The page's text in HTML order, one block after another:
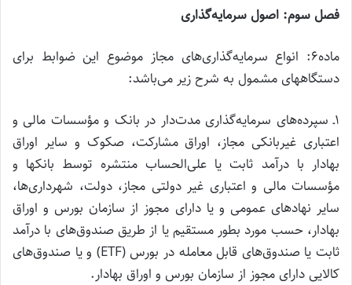
فصل سوم: اصول سرمایه‌گذاری
ماده۶: انواع سرمایه‌گذاری‌های مجاز موضوع این ضوابط برای
دستگاههای مشمول به شرح زیر می‌باشد:
۱ـ سپرده‌های سرمایه‌گذاری مدت‌دار در بانک‌ و مؤسسات مالی و
اعتباری غیربانکی مجاز، اوراق مشارکت، صکوک و سایر اوراق
بهادار با درآمد ثابت یا علی‌الحساب منتشره توسط بانکها و
مؤسسات مالی و اعتباری غیر دولتی مجاز، دولت، شهرداری‌ها،
سایر نهادهای عمومی و یا دارای مجوز از سازمان بورس و اوراق
بهادار، حسب مورد بطور مستقیم یا از طریق صندوق‌های با درآمد
ثابت یا صندوق‌های قابل معامله در بورس (ETF) و یا صندوق‌های
کالایی دارای مجوز از سازمان بورس و اوراق بهادار.